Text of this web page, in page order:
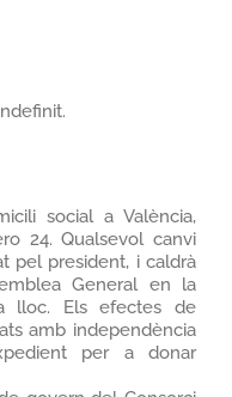
social a València,
24. Qualsevol canvi
pel president, i caldrà
General en la
lloc. Els efectes de
amb independència
per a donar